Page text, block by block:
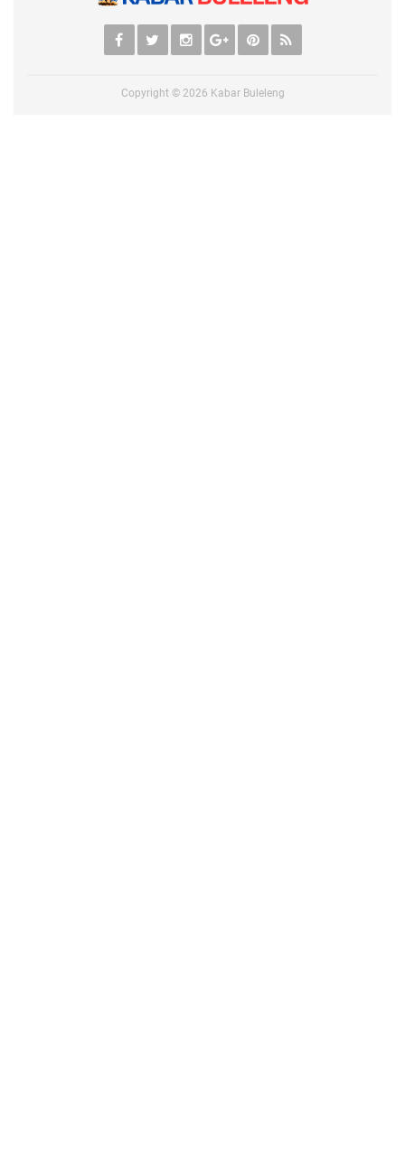
Copyright © 2026 Kabar Buleleng